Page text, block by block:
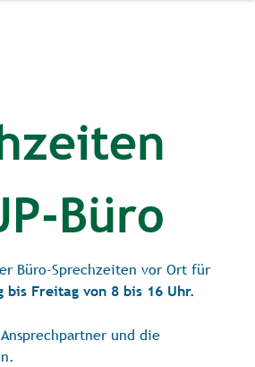
Büro
Büro-Sprechzeiten vor Ort für
bis Freitag von 8 bis 16 Uhr.
und die